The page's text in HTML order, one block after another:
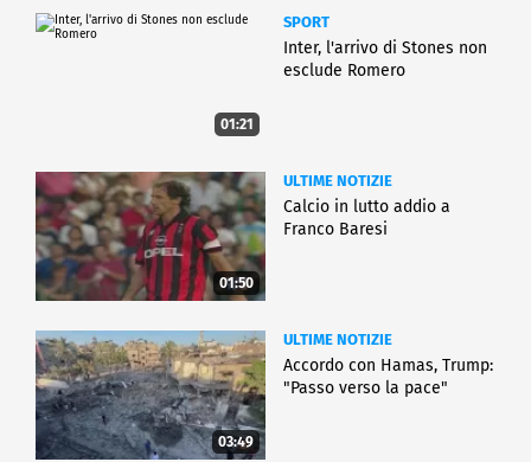
01:21
SPORT
Inter, l'arrivo di Stones non
esclude Romero
01:50
ULTIME NOTIZIE
Calcio in lutto addio a
Franco Baresi
03:49
ULTIME NOTIZIE
Accordo con Hamas, Trump:
"Passo verso la pace"